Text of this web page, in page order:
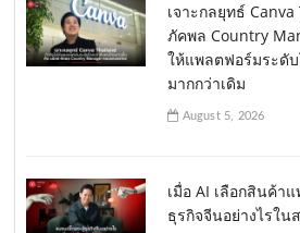
เจาะกลยุทธ์
ภัคพล Country
ให้แพลตฟอร์มระดั
มากกว่าเดิม
August 5, 2026
เมื่อ AI เลือกสินค้า
ธุรกิจจีนอย่างไรใ